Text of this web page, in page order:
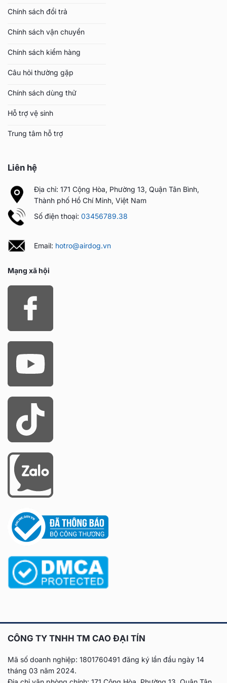
Chính sách đổi trả
Chính sách vận chuyển
Chính sách kiểm hàng
Câu hỏi thường gặp
Chính sách dùng thử
Hỗ trợ vệ sinh
Trung tâm hỗ trợ
Liên hệ
Địa chỉ: 171 Cộng Hòa, Phường 13, Quận Tân Bình,
Thành phố Hồ Chí Minh, Việt Nam
Số điện thoại: 03456789.38
Email: hotro@airdog.vn
Mạng xã hội
CÔNG TY TNHH TM CAO ĐẠI TÍN
Mã số doanh nghiệp: 1801760491 đăng ký lần đầu ngày 14
tháng 03 năm 2024.